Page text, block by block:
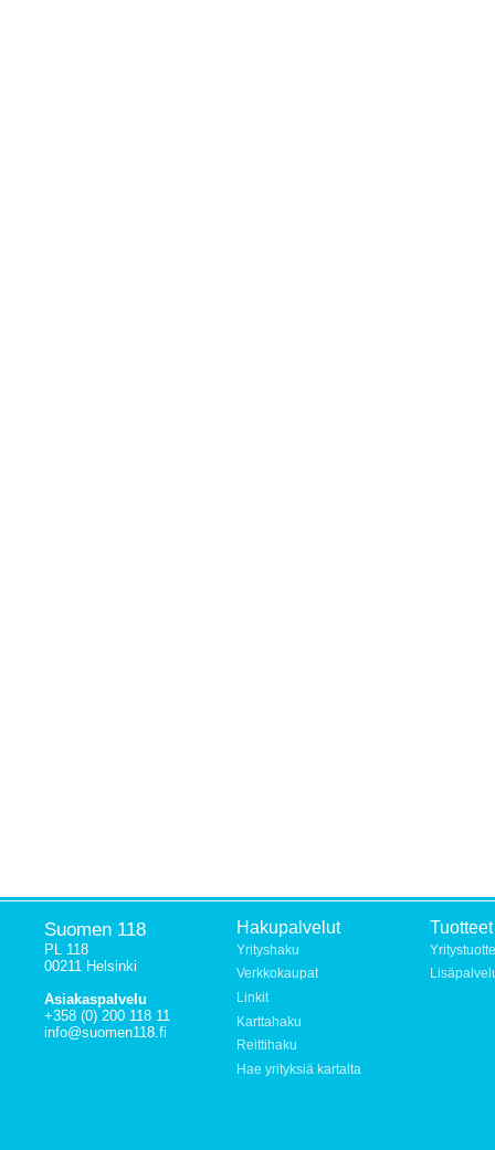
Suomen 118
PL 118
00211 Helsinki
Asiakaspalvelu
+358 (0) 200 118 11
info@suomen118.fi
Hakupalvelut
Yrityshaku
Verkkokaupat
Linkit
Karttahaku
Reittihaku
Hae yrityksiä kartalta